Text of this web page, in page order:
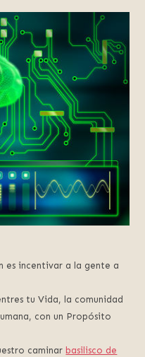
es incentivar a la gente a
tu Vida, la comunidad
con un Propósito
caminar basilisco de